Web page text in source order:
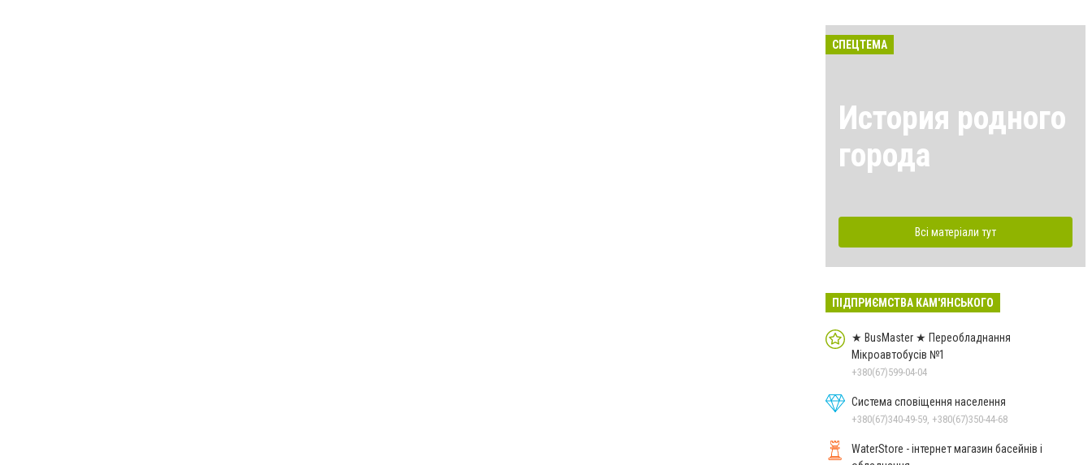
СПЕЦТЕМА
История родного
города
Всі матеріали тут
ПІДПРИЄМСТВА КАМ'ЯНСЬКОГО
★ BusMaster ★ Переобладнання
Мікроавтобусів №1
+380(67)599-04-04
Система сповіщення населення
+380(67)340-49-59, +380(67)350-44-68
WaterStore - інтернет магазин басейнів і